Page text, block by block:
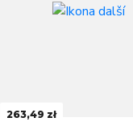
263,49 zł